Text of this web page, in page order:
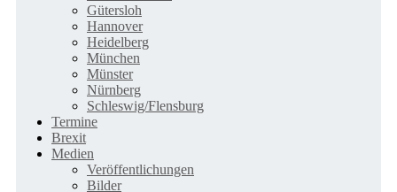
Gütersloh
Hannover
Heidelberg
München
Münster
Nürnberg
Schleswig/Flensburg
Termine
Brexit
Medien
Veröffentlichungen
Bilder